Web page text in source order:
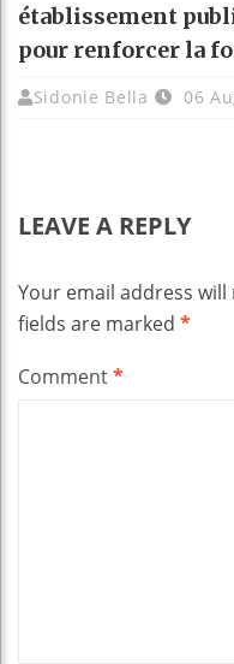
établissement
pour renforcer la
Sidonie Bella 06
LEAVE A REPLY
Your email address
fields are marked *
Comment*